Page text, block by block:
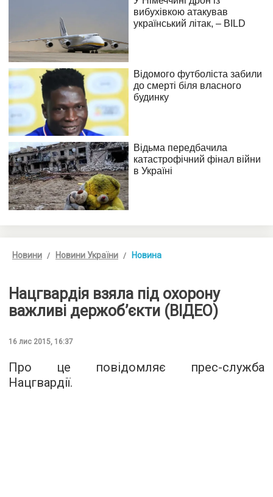
Новини Новини України Новина
Нацгвардія взяла під охорону
важливі держоб’єкти (ВІДЕО)
16 лис 2015, 16:37
Про це повідомляє прес-служба
Нацгвардії.